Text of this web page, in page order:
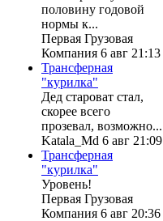
половину годовой
нормы к...
Первая Грузовая
Компания 6 авг 21:13
Трансферная
"курилка"
Дед староват стал,
скорее всего
прозевал, возможно...
Katala_Md 6 авг 21:09
Трансферная
"курилка"
Уровень!
Первая Грузовая
Компания 6 авг 20:36